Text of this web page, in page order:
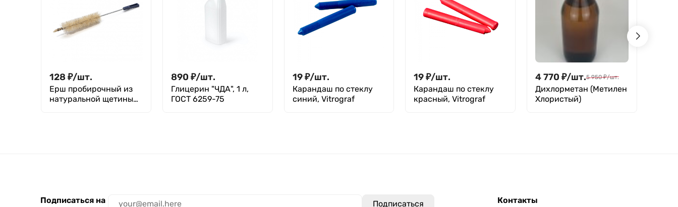
128 ₽/шт.
Ерш пробирочный из
натуральной щетины
890 ₽/шт.
Глицерин "ЧДА", 1 л,
ГОСТ 6259-75
19 ₽/шт.
Карандаш по стеклу
синий, Vitrograf
19₽/шт.
Карандаш по стеклу
красный, Vitrograf
4 770 ₽/шт.5 950 ₽/шт.
Дихлорметан (Метилен
Хлористый)
Подписаться на
Контакты